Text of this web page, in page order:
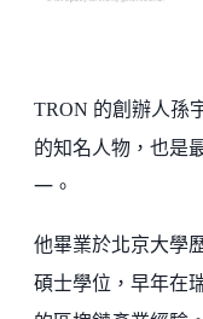
TRON 的創辦人孫
的知名人物，也是
一。
他畢業於北京大學
碩士學位，早年在